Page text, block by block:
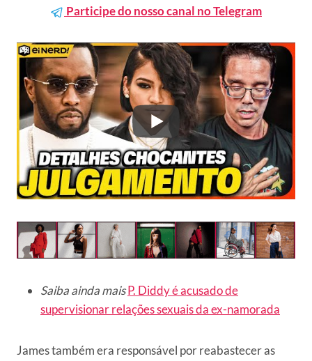
Participe do nosso canal no Telegram
Saiba ainda maisP. Diddy é acusado de
supervisionar relações sexuais da ex-namorada
James também era responsável por reabastecer as